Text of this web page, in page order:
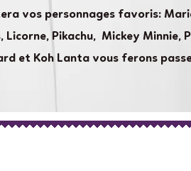
vos personnages favoris:
Pikachu, Mickey Minnie,
et Koh Lanta vous ferons